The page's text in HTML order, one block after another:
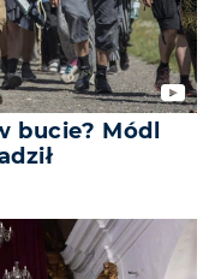
bucie? Módl